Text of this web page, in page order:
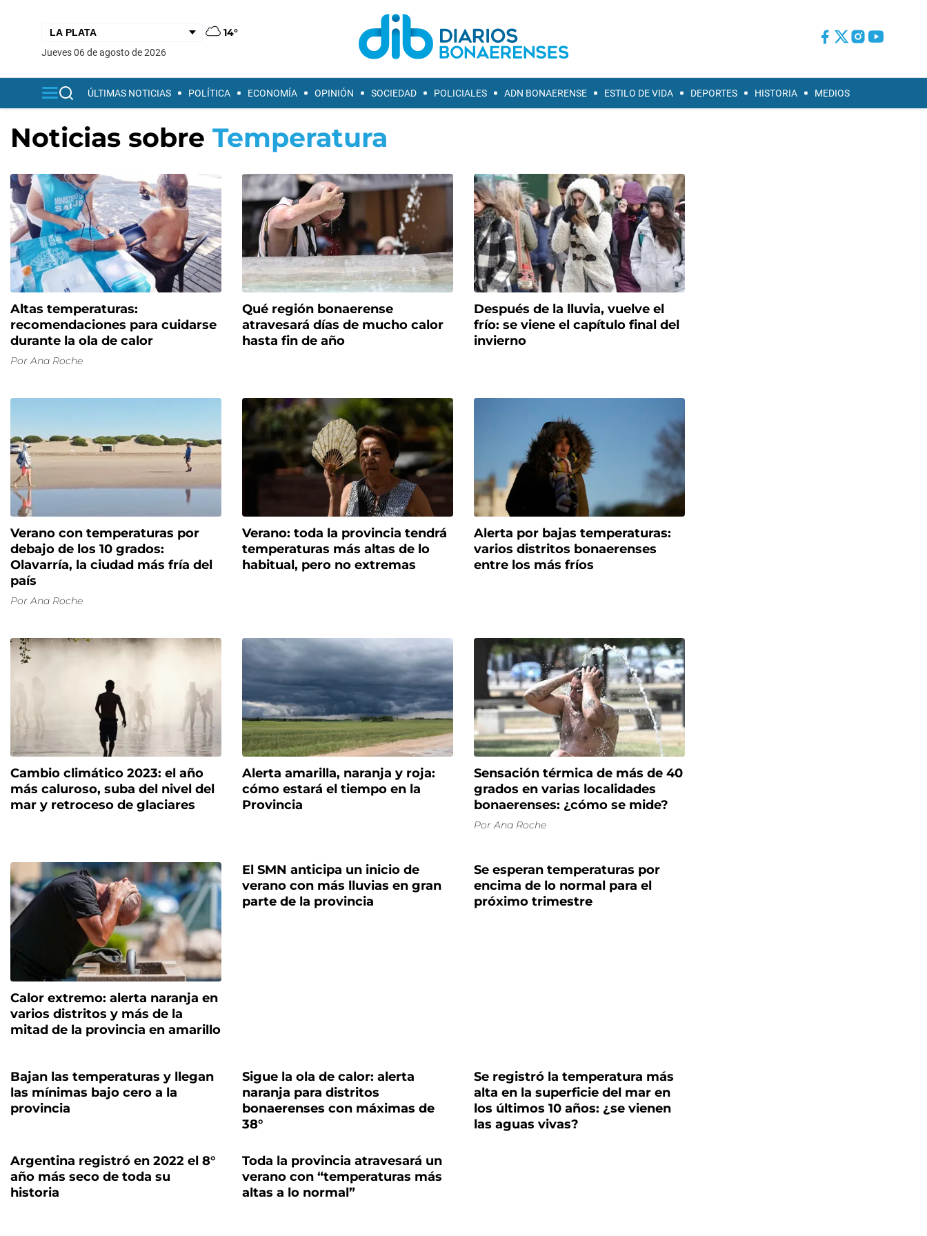
14°
jueves 06 de agosto de 2026
ÚLTIMAS NOTICIAS POLÍTICA ECONOMÍA OPINIÓN SOCIEDAD POLICIALES ADN BONAERENSE ESTILO DE VIDA DEPORTES HISTORIA MEDIOS
Noticias sobre Temperatura
Altas temperaturas:
recomendaciones para cuidarse
durante la ola de calor
Por Ana Roche
Qué región bonaerense
atravesará días de mucho calor
hasta fin de año
Después de la lluvia, vuelve el
frío: se viene el capítulo final del
invierno
Verano con temperaturas por
debajo de los 10 grados:
Olavarría, la ciudad más fría del
país
Por Ana Roche
Verano: toda la provincia tendrá
temperaturas más altas de lo
habitual, pero no extremas
Alerta por bajas temperaturas:
varios distritos bonaerenses
entre los más fríos
Cambio climático 2023: el año
más caluroso, suba del nivel del
mar y retroceso de glaciares
Alerta amarilla, naranja y roja:
cómo estará el tiempo en la
Provincia
Sensación térmica de más de 40
grados en varias localidades
bonaerenses: ¿cómo se mide?
Por Ana Roche
Calor extremo: alerta naranja en
varios distritos y más de la
mitad de la provincia en amarillo
El SMN anticipa un inicio de
verano con más lluvias en gran
parte de la provincia
Se esperan temperaturas por
encima de lo normal para el
próximo trimestre
Bajan las temperaturas y llegan
las mínimas bajo cero a la
provincia
Sigue la ola de calor: alerta
naranja para distritos
bonaerenses con máximas de
38°
Se registró la temperatura más
alta en la superficie del mar en
los últimos 10 años: ¿se vienen
las aguas vivas?
Argentina registró en 2022 el 8°
año más seco de toda su
historia
Toda la provincia atravesará un
verano con “temperaturas más
altas a lo normal”